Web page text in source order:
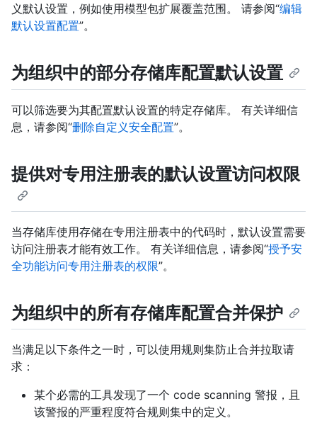
义默认设置，例如使用模型包扩展覆盖范围。 请参阅“编辑
默认设置配置”。
为组织中的部分存储库配置默认设置
可以筛选要为其配置默认设置的特定存储库。 有关详细信
息，请参阅“删除自定义安全配置”。
提供对专用注册表的默认设置访问权限
当存储库使用存储在专用注册表中的代码时，默认设置需要
访问注册表才能有效工作。 有关详细信息，请参阅“授予安
全功能访问专用注册表的权限”。
为组织中的所有存储库配置合并保护
当满足以下条件之一时，可以使用规则集防止合并拉取请
求：
某个必需的工具发现了一个 code scanning 警报，且
该警报的严重程度符合规则集中的定义。